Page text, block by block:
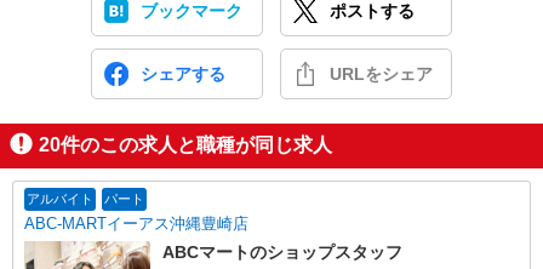
ブックマーク ポストする
シェアする URLをシェア
20件のこの求人と職種が同じ求人
アルバイト パート
ABC-MARTイーアス沖縄豊崎店
ABCマートのショップスタッフ